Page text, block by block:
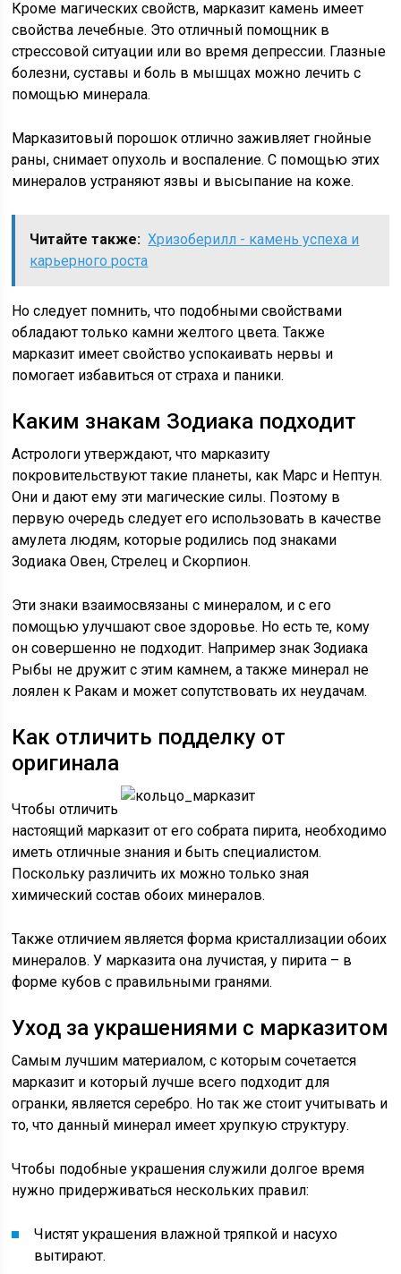
Кроме магических свойств, марказит камень имеет
свойства лечебные. Это отличный помощник в
стрессовой ситуации или во время депрессии. Глазные
болезни, суставы и боль в мышцах можно лечить с
помощью минерала.
Марказитовый порошок отлично заживляет гнойные
раны, снимает опухоль и воспаление. С помощью этих
минералов устраняют язвы и высыпание на коже.
Читайте также: Хризоберилл - камень успеха и
карьерного роста
Но следует помнить, что подобными свойствами
обладают только камни желтого цвета. Также
марказит имеет свойство успокаивать нервы и
помогает избавиться от страха и паники.
Каким знакам Зодиака подходит
Астрологи утверждают, что марказиту
покровительствуют такие планеты, как Марс и Нептун.
Они и дают ему эти магические силы. Поэтому в
первую очередь следует его использовать в качестве
амулета людям, которые родились под знаками
Зодиака Овен, Стрелец и Скорпион.
Эти знаки взаимосвязаны с минералом, и с его
помощью улучшают свое здоровье. Но есть те, кому
он совершенно не подходит. Например знак Зодиака
Рыбы не дружит с этим камнем, а также минерал не
лоялен к Ракам и может сопутствовать их неудачам.
Как отличить подделку от
оригинала
Чтобы отличить
настоящий марказит от его собрата пирита, необходимо
иметь отличные знания и быть специалистом.
Поскольку различить их можно только зная
химический состав обоих минералов.
Также отличием является форма кристаллизации обоих
минералов. У марказита она лучистая, у пирита – в
форме кубов с правильными гранями.
Уход за украшениями с марказитом
Самым лучшим материалом, с которым сочетается
марказит и который лучше всего подходит для
огранки, является серебро. Но так же стоит учитывать и
то, что данный минерал имеет хрупкую структуру.
Чтобы подобные украшения служили долгое время
нужно придерживаться нескольких правил:
Чистят украшения влажной тряпкой и насухо
вытирают.